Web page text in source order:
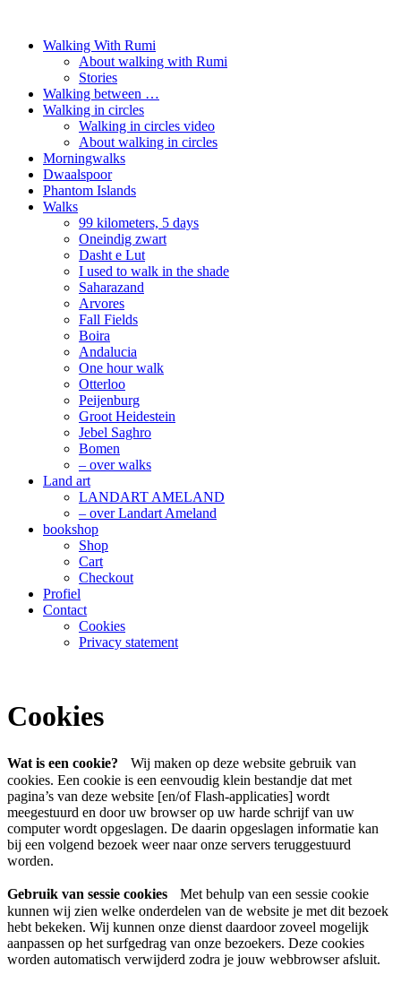
Walking With Rumi
About walking with Rumi
Stories
Walking between …
Walking in circles
Walking in circles video
About walking in circles
Morningwalks
Dwaalspoor
Phantom Islands
Walks
99 kilometers, 5 days
Oneindig zwart
Dasht e Lut
I used to walk in the shade
Saharazand
Arvores
Fall Fields
Boira
Andalucia
One hour walk
Otterloo
Peijenburg
Groot Heidestein
Jebel Saghro
Bomen
– over walks
Land art
LANDART AMELAND
– over Landart Ameland
bookshop
Shop
Cart
Checkout
Profiel
Contact
Cookies
Privacy statement
Cookies
Wat is een cookie? Wij maken op deze website gebruik van
cookies. Een cookie is een eenvoudig klein bestandje dat met
pagina’s van deze website [en/of Flash-applicaties] wordt
meegestuurd en door uw browser op uw harde schrijf van uw
computer wordt opgeslagen. De daarin opgeslagen informatie kan
bij een volgend bezoek weer naar onze servers teruggestuurd
worden.
Gebruik van sessie cookies Met behulp van een sessie cookie
kunnen wij zien welke onderdelen van de website je met dit bezoek
hebt bekeken. Wij kunnen onze dienst daardoor zoveel mogelijk
aanpassen op het surfgedrag van onze bezoekers. Deze cookies
worden automatisch verwijderd zodra je jouw webbrowser afsluit.